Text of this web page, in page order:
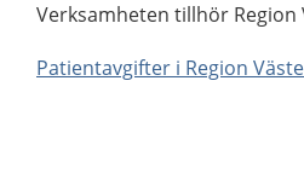
Verksamheten tillhör
Patientavgifter i Region